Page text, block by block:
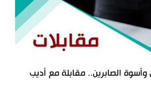
وأسوة الصابرين.. مقابلة مع أديب